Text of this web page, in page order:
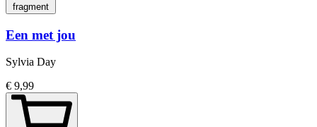
fragment
Een met jou
Sylvia Day
€ 9,99